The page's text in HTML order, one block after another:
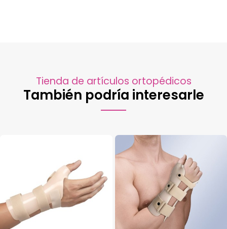
Tienda de artículos ortopédicos
También podría interesarle